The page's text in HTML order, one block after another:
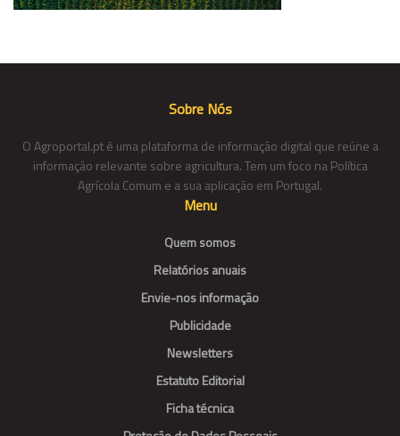
Sobre Nós
O Agroportal.pt é uma plataforma de informação digital que reúne a
informação relevante sobre agricultura. Tem um foco na Política
Agrícola Comum e a sua aplicação em Portugal.
Menu
Quem somos
Relatórios anuais
Envie-nos informação
Publicidade
Newsletters
Estatuto Editorial
Ficha técnica